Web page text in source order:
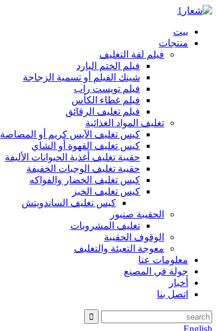
بيت
منتجات
فيلم لفة التغليف
فيلم الختم البارد
شينك الفيلم أو تسمية الزجاجة
فيلم تويست راب
فيلم غطاء الكأس
فيلم تغليف الرقائق
تغليف المواد الغذائية
كيس تغليف الآيس كريم أو المصاصة
كيس تغليف القهوة أو الشاي
حقيبة تغليف أغذية الحيوانات الأليفة
حقيبة تغليف الوجبات الخفيفة
كيس تغليف الخضار والفواكه
كيس تغليف الخبز
كيس تغليف الساندويتش
الحقيبة صنبور
تغليف المشروبات
الوقوف الحقيبة
معوجة التعبئة والتغليف
معلومات عنا
جولة في المصنع
أخبار
اتصل بنا
English